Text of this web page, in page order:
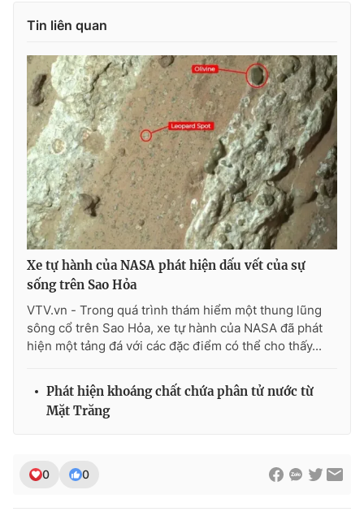
thông tin từ website này.
Tin liên quan
Xe tự hành của NASA phát hiện dấu vết của sự
sống trên Sao Hỏa
VTV.vn - Trong quá trình thám hiểm một thung lũng
sông cổ trên Sao Hỏa, xe tự hành của NASA đã phát
hiện một tảng đá với các đặc điểm có thể cho thấy...
Phát hiện khoáng chất chứa phân tử nước từ
Mặt Trăng
0 0